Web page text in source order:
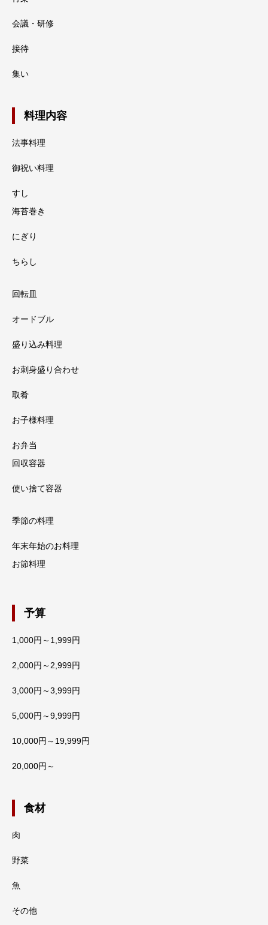
会議・研修
接待
集い
料理内容
法事料理
御祝い料理
すし
海苔巻き
にぎり
ちらし
回転皿
オードブル
盛り込み料理
お刺身盛り合わせ
取肴
お子様料理
お弁当
回収容器
使い捨て容器
季節の料理
年末年始のお料理
お節料理
予算
1,000円～1,999円
2,000円～2,999円
3,000円～3,999円
5,000円～9,999円
10,000円～19,999円
20,000円～
食材
肉
野菜
魚
その他